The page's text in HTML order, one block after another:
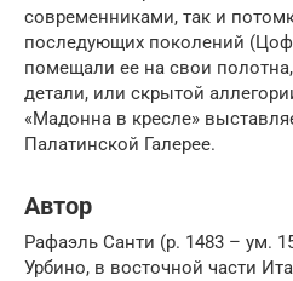
современниками, так и
последующих поколений
помещали ее на свои
детали, или скрытой
«Мадонна в кресле»
Палатинской Галерее.
Автор
Рафаэль Санти (р. 1483 – ум.
Урбино, в восточной части